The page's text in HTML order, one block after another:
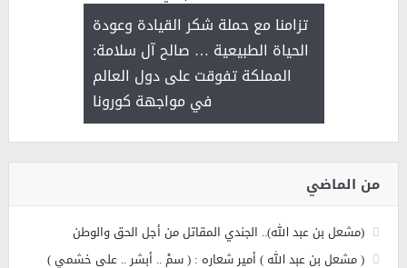
تزامنا مع حملة شكر القيادة وعودة
الحياة الطبيعية … صالح آل سلامة:
المملكة تفوقت على دول العالم
في مواجهة كورونا
من الماضي
(مشعل بن عبد الله).. الجندي المقاتل من أجل الحق والوطن
( مشعل بن عبد الله ) أمير شعاره : ( سمْ .. أبشر .. على خشمي )